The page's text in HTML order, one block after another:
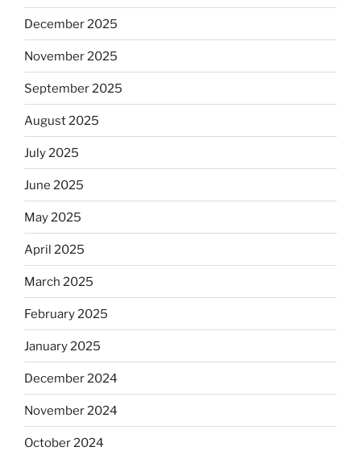
December 2025
November 2025
September 2025
August 2025
July 2025
June 2025
May 2025
April 2025
March 2025
February 2025
January 2025
December 2024
November 2024
October 2024